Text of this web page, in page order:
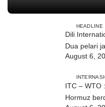
HEADLINE
Dili
Dua pelari
di Dili
August 6,
ITC – WTO
Hormuz